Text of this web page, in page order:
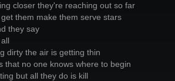
closer they're reaching out so far
them make them serve stars
they say
dirty the air is getting thin
that no one knows where to begin
but all they do is kill